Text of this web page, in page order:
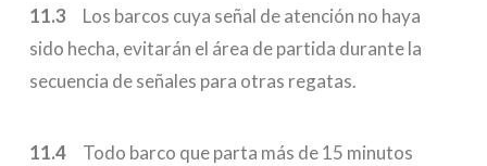
11.3 Los barcos cuya señal de atención no haya
sido hecha, evitarán el área de partida durante la
secuencia de señales para otras regatas.
11.4 Todo barco que parta más de 15 minutos